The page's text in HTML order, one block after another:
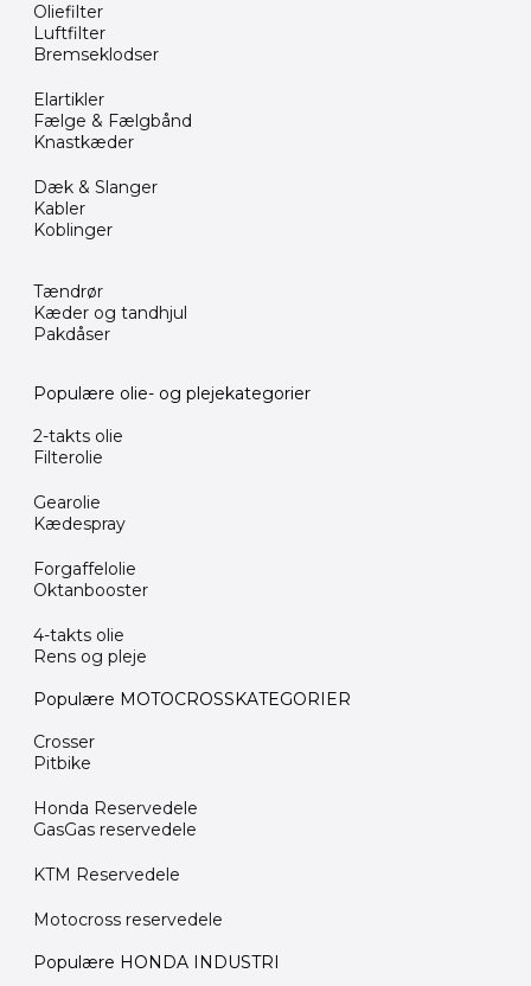
Oliefilter
Luftfilter
Bremseklodser
Elartikler
Fælge & Fælgbånd
Knastkæder
Dæk & Slanger
Kabler
Koblinger
Tændrør
Kæder og tandhjul
Pakdåser
Populære olie- og plejekategorier
2-takts olie
Filterolie
Gearolie
Kædespray
Forgaffelolie
Oktanbooster
4-takts olie
Rens og pleje
Populære MOTOCROSSKATEGORIER
Crosser
Pitbike
Honda Reservedele
GasGas reservedele
KTM Reservedele
Motocross reservedele
Populære HONDA INDUSTRI